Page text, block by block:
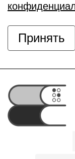
Принять